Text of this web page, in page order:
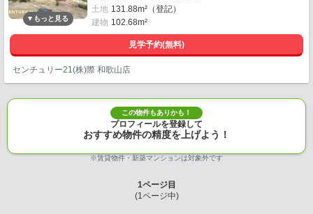
土地 131.88m²（登記）
建物 102.68m²
見学予約(無料)
センチュリー21(株)際 和歌山店
この物件もありかも！
プロフィールを登録して
おすすめ物件の精度を上げよう！
※賃貸物件・新築マンションは対象外です
1ページ目
(1ページ中)